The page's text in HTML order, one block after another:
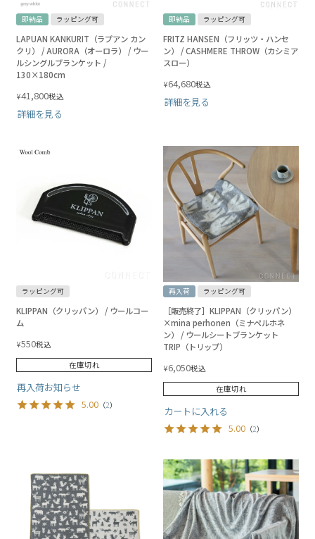
即納品 ラッピング可
LAPUAN KANKURIT（ラプアン カン
クリ） / AURORA（オーロラ） / ウー
ルシングルブランケット /
130×180cm
¥41,800税込
詳細を見る
即納品 ラッピング可
FRITZ HANSEN（フリッツ・ハンセ
ン） / CASHMERE THROW（カシミア
スロー）
¥64,680税込
詳細を見る
ラッピング可
KLIPPAN（クリッパン） / ウールコー
ム
¥550税込
在庫切れ
再入荷お知らせ
5.00 （2）
再入荷 ラッピング可
［販売終了］KLIPPAN（クリッパン）
×mina perhonen（ミナペルホネ
ン） / ウールシートブランケット
TRIP（トリップ）
¥6,050税込
在庫切れ
カートに入れる
5.00 （2）